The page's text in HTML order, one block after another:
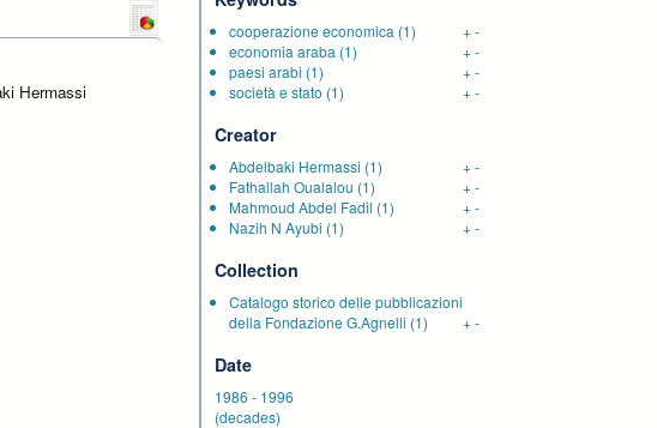
Hermassi
cooperazione economica (1) +-
economia araba (1) +-
paesi arabi (1) +-
società e stato (1) +-
Creator
Abdelbaki Hermassi (1) +-
Fathallah Oualalou (1) +-
Mahmoud Abdel Fadil (1) +-
Nazih N Ayubi (1) +-
Collection
Catalogo storico delle pubblicazioni
della Fondazione G.Agnelli (1) +-
Date
1986 - 1996
(decades)